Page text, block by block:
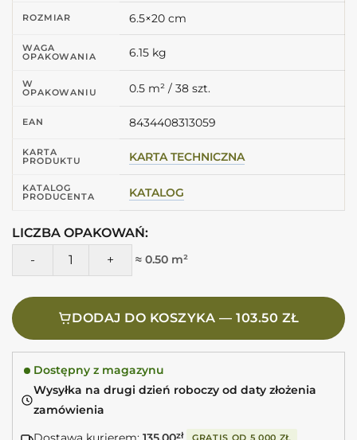
ROZMIAR 6.5×20 cm
WAGA
OPAKOWANIA 6.15 kg
W
OPAKOWANIU 0.5 m² / 38 szt.
EAN 8434408313059
KARTA
PRODUKTU KARTA TECHNICZNA
KATALOG
PRODUCENTA KATALOG
LICZBA OPAKOWAŃ:
ilość Harmony RIAD PINK 6,5X20 Różowe płytki ścienne
≈ 0.50 m²
DODAJ DO KOSZYKA — 103.50 ZŁ
Dostępny z magazynu
Wysyłka na drugi dzień roboczy od daty złożenia
zamówienia
zł